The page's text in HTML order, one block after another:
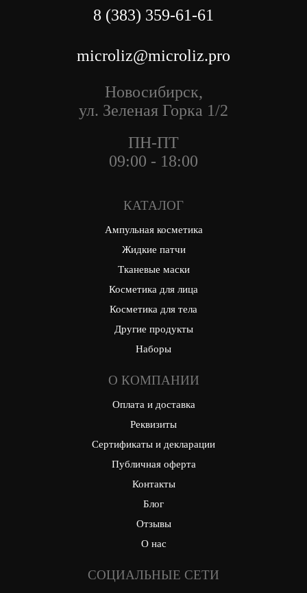
8 (383) 359-61-61
microliz@microliz.pro
Новосибирск,
ул. Зеленая Горка 1/2
ПН-ПТ
09:00 - 18:00
КАТАЛОГ
Ампульная косметика
Жидкие патчи
Тканевые маски
Косметика для лица
Косметика для тела
Другие продукты
Наборы
О КОМПАНИИ
Оплата и доставка
Реквизиты
Сертификаты и декларации
Публичная оферта
Контакты
Блог
Отзывы
О нас
СОЦИАЛЬНЫЕ СЕТИ